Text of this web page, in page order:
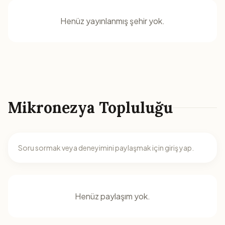
Henüz yayınlanmış şehir yok.
Mikronezya Topluluğu
Soru sormak veya deneyimini paylaşmak için giriş yap.
Henüz paylaşım yok.